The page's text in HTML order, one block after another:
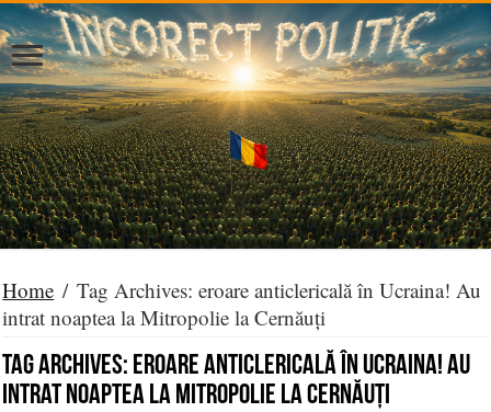
Home / Tag Archives: eroare anticlericală în Ucraina! Au
intrat noaptea la Mitropolie la Cernăuți
Tag Archives: eroare anticlericală în Ucraina! Au
intrat noaptea la Mitropolie la Cernăuți